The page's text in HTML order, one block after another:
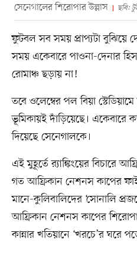
সেনেগালের শিরোপার উল্লাস ছবি:
ফুটবল সব সময় প্রাপ্যটা বুঝিয়ে
সময় একেবারে পাওনা-দেনার
রোমাঞ্চ ছড়ায় না!
তবে ওলেম্বের পল বিয়া
ভূমিকায়ই দাঁড়িয়েছে। একেবারে
দিয়েছে সেনেগালকে।
এই মুহূর্তে র‍্যাঙ্কিংয়ের বিচারে
গত আফ্রিকান নেশনস কাপের
মানে-কুলিবালিদের ‘সোনালি
আফ্রিকান নেশনস কাপের
কান্নার খতিয়ানে ‘খরচে’র ঘরে